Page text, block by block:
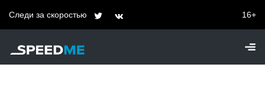
Следи за скоростью 16+